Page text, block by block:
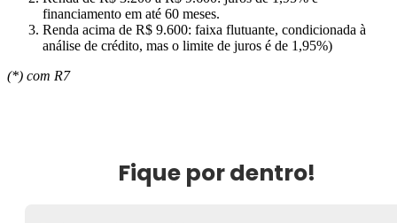
financiamento em até 60 meses.
Renda acima de R$ 9.600: faixa flutuante, condicionada à
análise de crédito, mas o limite de juros é de 1,95%)
(*) com R7
Fique por dentro!